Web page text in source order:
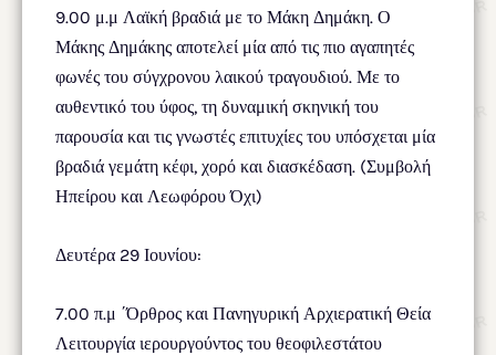
9.00 μ.μ Λαϊκή βραδιά με το Μάκη Δημάκη. Ο
Μάκης Δημάκης αποτελεί μία από τις πιο αγαπητές
φωνές του σύγχρονου λαικού τραγουδιού. Με το
αυθεντικό του ύφος, τη δυναμική σκηνική του
παρουσία και τις γνωστές επιτυχίες του υπόσχεται μία
βραδιά γεμάτη κέφι, χορό και διασκέδαση. (Συμβολή
Ηπείρου και Λεωφόρου Όχι)
Δευτέρα 29 Ιουνίου:
7.00 π.μ ΄Όρθρος και Πανηγυρική Αρχιερατική Θεία
Λειτουργία ιερουργούντος του θεοφιλεστάτου